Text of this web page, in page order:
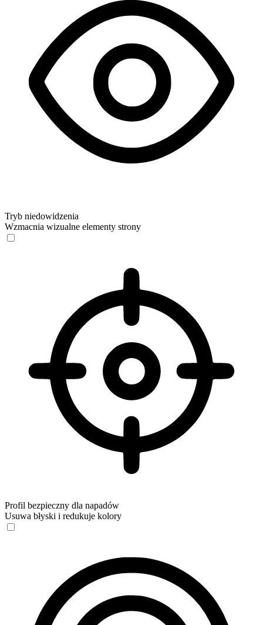
Tryb niedowidzenia
Wzmacnia wizualne elementy strony
Profil bezpieczny dla napadów
Usuwa błyski i redukuje kolory